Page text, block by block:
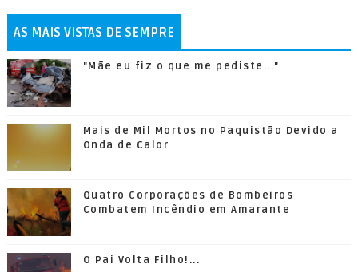
AS MAIS VISTAS DE SEMPRE
"Mãe eu fiz o que me pediste..."
Mais de Mil Mortos no Paquistão Devido a
Onda de Calor
Quatro Corporações de Bombeiros
Combatem Incêndio em Amarante
O Pai Volta Filho!...